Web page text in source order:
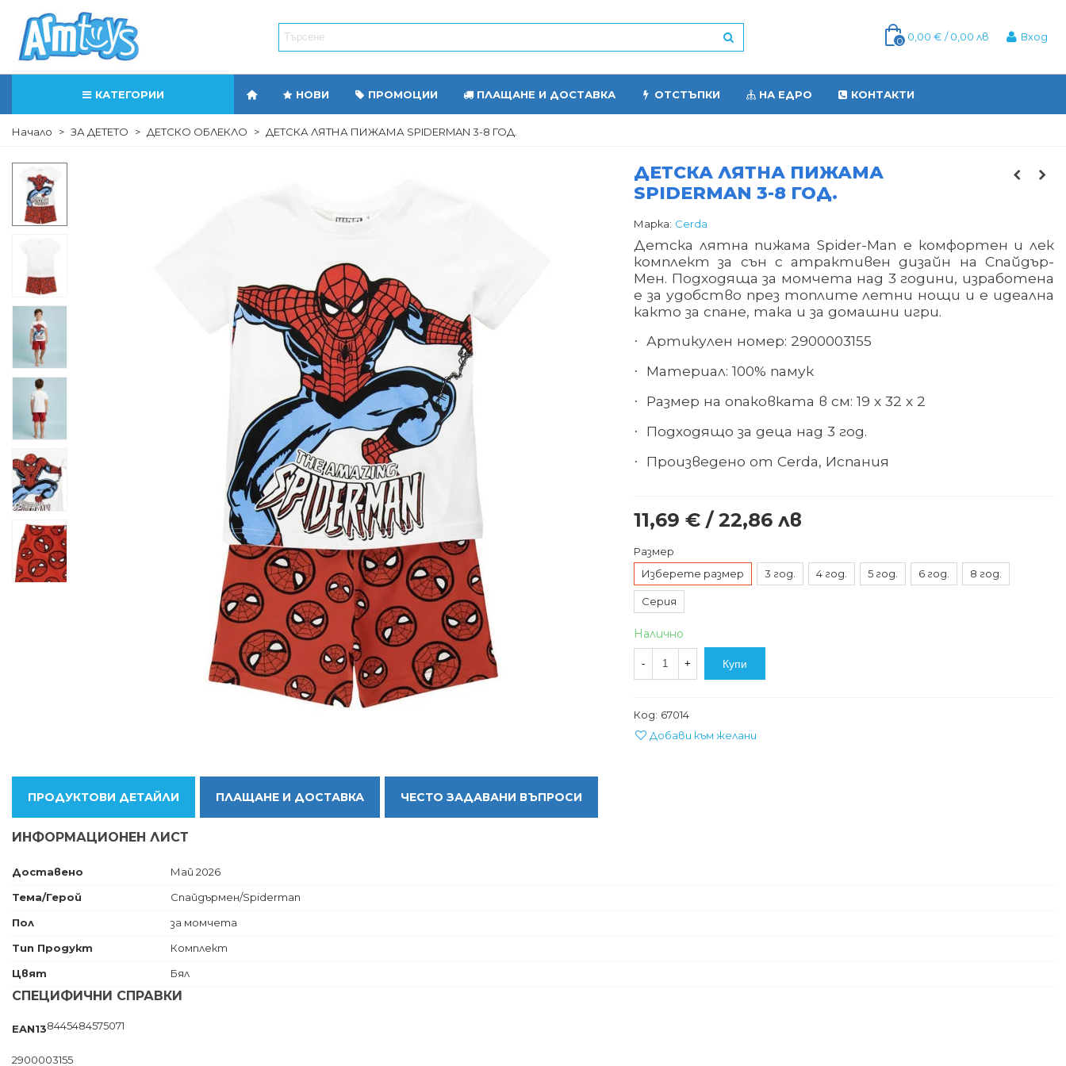
0 0,00 € / 0,00 лв Вход
КАТЕГОРИИ НОВИ ПРОМОЦИИ ПЛАЩАНЕ И ДОСТАВКА ОТСТЪПКИ НА ЕДРО КОНТАКТИ
Начало > ЗА ДЕТЕТО > ДЕТСКО ОБЛЕКЛО > ДЕТСКА ЛЯТНА ПИЖАМА SPIDERMAN 3-8 ГОД.
ДЕТСКА ЛЯТНА ПИЖАМА
SPIDERMAN 3-8 ГОД.
Марка: Cerda
Детска лятна пижама Spider-Man е комфортен и лек
комплект за сън с атрактивен дизайн на Спайдър-
Мен. Подходяща за момчета над 3 години, изработена
е за удобство през топлите летни нощи и е идеална
както за спане, така и за домашни игри.
· Артикулен номер: 2900003155
· Материал: 100% памук
· Размер на опаковката в см: 19 х 32 х 2
· Подходящо за деца над 3 год.
· Произведено от Cerda, Испания
11,69 € / 22,86 лв
Размер
Изберете размер
3 год. 4 год. 5 год. 6 год. 8 год.
Серия
Налично
- + Купи
Код: 67014
Добави към желани
ПРОДУКТОВИ ДЕТАЙЛИ ПЛАЩАНЕ И ДОСТАВКА ЧЕСТО ЗАДАВАНИ ВЪПРОСИ
ИНФОРМАЦИОНЕН ЛИСТ
Доставено
Май 2026
Тема/Герой
Спайдърмен/Spiderman
Пол
за момчета
Тип Продукт
Комплект
Цвят
Бял
СПЕЦИФИЧНИ СПРАВКИ
EAN138445484575071
2900003155